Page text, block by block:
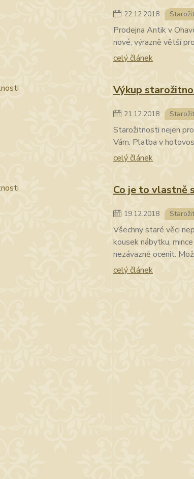
22.12.2018
Prodejna Antik v
nové, výrazně větší
celý článek
Výkup
21.12.2018
Starožitnosti nejen
Vám. Platba v
celý článek
Co je to vlastně
19.12.2018
Všechny staré věci
kousek nábytku,
nezávazně ocenit.
celý článek